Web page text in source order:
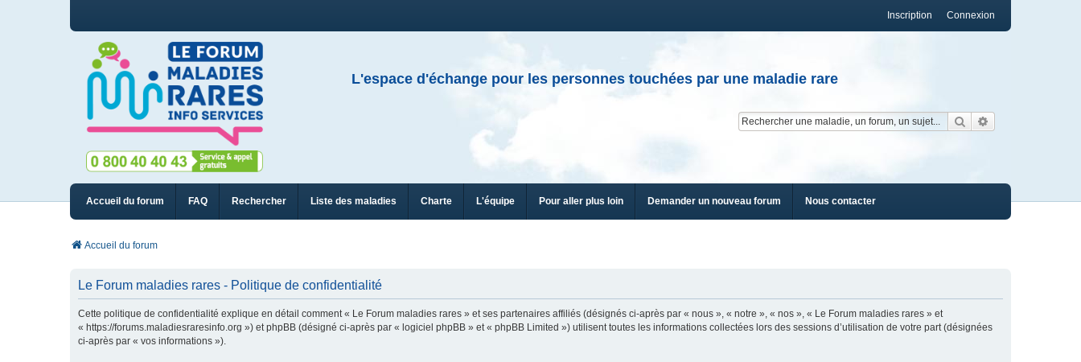
Connexion
Inscription
L'espace d'échange pour les personnes touchées par une maladie rare
Rechercher
Accueil du forum FAQ Rechercher Liste des maladies Charte L'équipe Pour aller plus loin Demander un nouveau forum Nous contacter
Accueil du forum
Le Forum maladies rares - Politique de confidentialité
Cette politique de confidentialité explique en détail comment « Le Forum maladies rares » et ses partenaires affiliés (désignés ci-après par « nous », « notre », « nos », « Le Forum maladies rares » et
« https://forums.maladiesraresinfo.org ») et phpBB (désigné ci-après par « logiciel phpBB » et « phpBB Limited ») utilisent toutes les informations collectées lors des sessions d’utilisation de votre part (désignées
ci-après par « vos informations »).